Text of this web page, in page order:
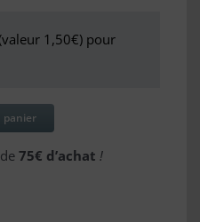
1,50€) pour
panier
75€ d’achat !